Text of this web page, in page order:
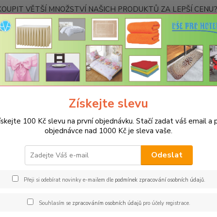
VĚTŠÍ MNOŽSTVÍ NAŠICH PRODUKTŮ ZA LEPŠÍ
Kontakty
Hledat
Ručníky a osušky řady C4 - 450g/m2 Ručníky
řady C4 - 30x50cm
Kč Od
Novinka Akce Doprava ZDARMA
Získejte slevu
100 Kč slevu na první objednávku. Stačí zadat váš email a
objednávce nad 1000 Kč je sleva vaše.
Odeslat
Přeji si odebírat novinky e-mailem dle podmínek zpracování osobních údajů.
Souhlasím se zpracováním osobních údajůpro účely registrace.